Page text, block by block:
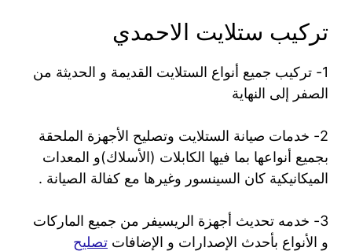
تركيب ستلايت الاحمدي
1- تركيب جميع أنواع الستلايت القديمة و الحديثة من
الصفر إلى النهاية
2- خدمات صيانة الستلايت وتصليح الأجهزة الملحقة
بجميع أنواعها بما فيها الكابلات (الأسلاك)و المعدات
الميكانيكية كان السينسور وغيرها مع كفالة الصيانة .
3- خدمه تحديث أجهزة الريسيفر من جميع الماركات
و الأنواع بأحدث الإصدارات و الإضافات تصليح